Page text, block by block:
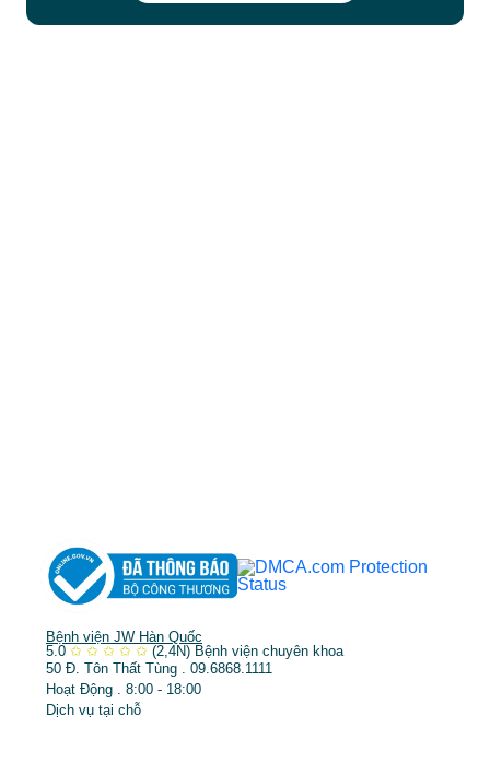
Bệnh viện JW Hàn Quốc
5.0 ✩ ✩ ✩ ✩ ✩ (2,4N) Bệnh viện chuyên khoa
50 Đ. Tôn Thất Tùng . 09.6868.1111
Hoạt Động . 8:00 - 18:00
Dịch vụ tại chỗ